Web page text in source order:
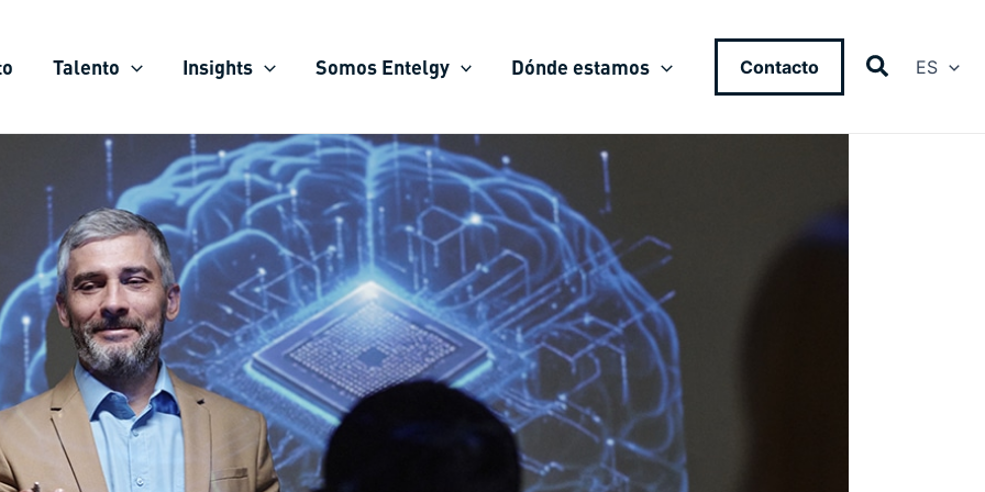
Talento Insights Somos Entelgy Dónde estamos Contacto ES